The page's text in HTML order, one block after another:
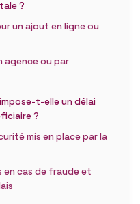
?
un ajout en ligne ou
agence ou par
t-elle un délai
?
mis en place par la
en cas de fraude et